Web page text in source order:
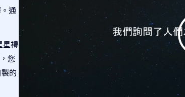
通
星禮
您
的